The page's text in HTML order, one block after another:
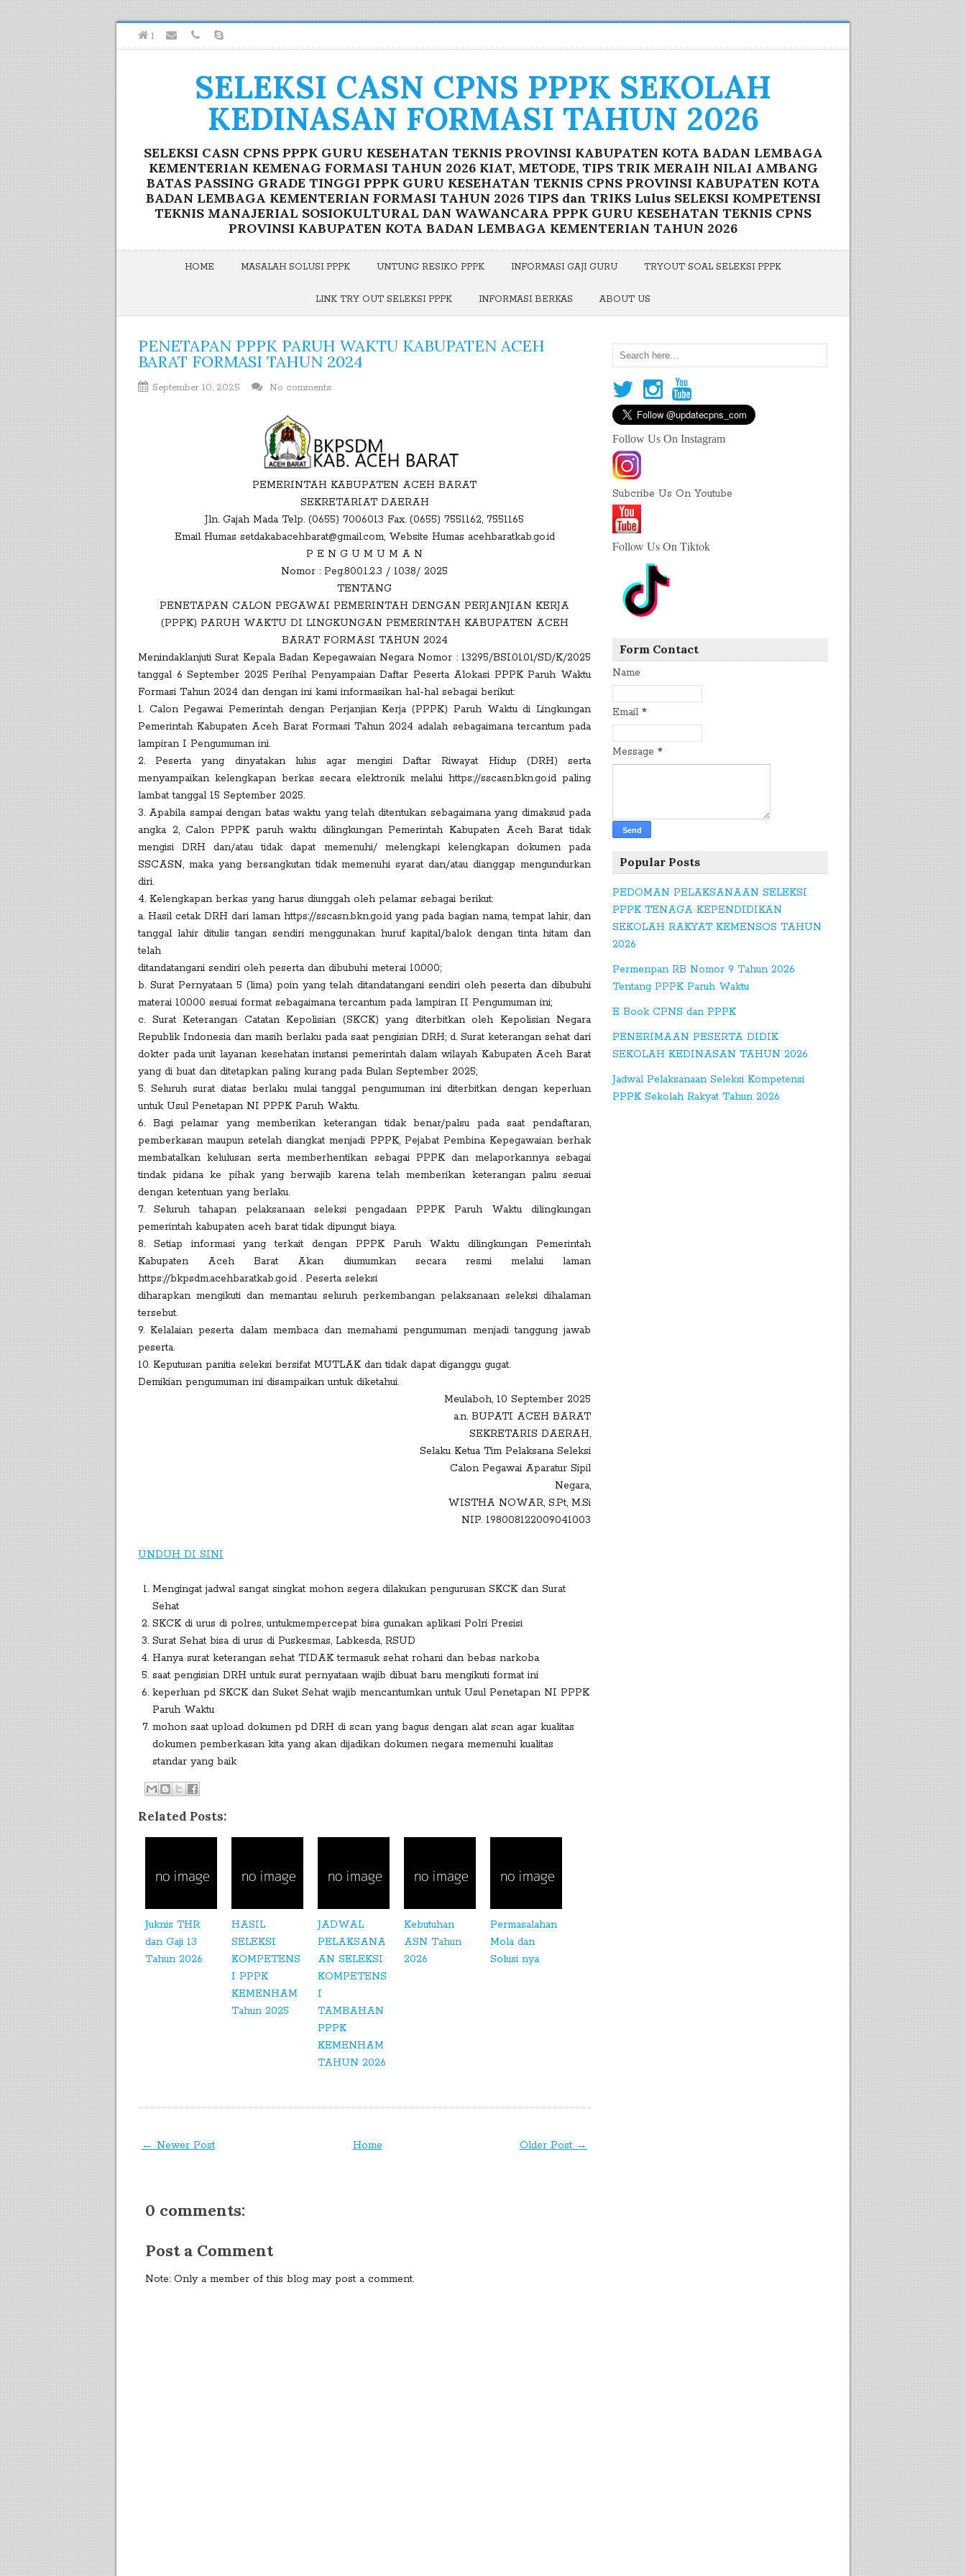
1
SELEKSI CASN CPNS PPPK SEKOLAH
KEDINASAN FORMASI TAHUN 2026
SELEKSI CASN CPNS PPPK GURU KESEHATAN TEKNIS PROVINSI KABUPATEN KOTA BADAN LEMBAGA
KEMENTERIAN KEMENAG FORMASI TAHUN 2026 KIAT, METODE, TIPS TRIK MERAIH NILAI AMBANG
BATAS PASSING GRADE TINGGI PPPK GURU KESEHATAN TEKNIS CPNS PROVINSI KABUPATEN KOTA
BADAN LEMBAGA KEMENTERIAN FORMASI TAHUN 2026 TIPS dan TRIKS Lulus SELEKSI KOMPETENSI
TEKNIS MANAJERIAL SOSIOKULTURAL DAN WAWANCARA PPPK GURU KESEHATAN TEKNIS CPNS
PROVINSI KABUPATEN KOTA BADAN LEMBAGA KEMENTERIAN TAHUN 2026
HOME MASALAH SOLUSI PPPK UNTUNG RESIKO PPPK INFORMASI GAJI GURU TRYOUT SOAL SELEKSI PPPK
LINK TRY OUT SELEKSI PPPK INFORMASI BERKAS ABOUT US
PENETAPAN PPPK PARUH WAKTU KABUPATEN ACEH
BARAT FORMASI TAHUN 2024
September 10, 2025 No comments
PEMERINTAH KABUPATEN ACEH BARAT
SEKRETARIAT DAERAH
Jln. Gajah Mada Telp. (0655) 7006013 Fax. (0655) 7551162, 7551165
Email Humas setdakabacehbarat@gmail.com, Website Humas acehbaratkab.go.id
P E N G U M U M A N
Nomor : Peg.800.1.2.3 / 1038/ 2025
TENTANG
PENETAPAN CALON PEGAWAI PEMERINTAH DENGAN PERJANJIAN KERJA
(PPPK) PARUH WAKTU DI LINGKUNGAN PEMERINTAH KABUPATEN ACEH
BARAT FORMASI TAHUN 2024
Menindaklanjuti Surat Kepala Badan Kepegawaian Negara Nomor : 13295/BSI.01.01/SD/K/2025
tanggal 6 September 2025 Perihal Penyampaian Daftar Peserta Alokasi PPPK Paruh Waktu
Formasi Tahun 2024 dan dengan ini kami informasikan hal-hal sebagai berikut:
1. Calon Pegawai Pemerintah dengan Perjanjian Kerja (PPPK) Paruh Waktu di Lingkungan
Pemerintah Kabupaten Aceh Barat Formasi Tahun 2024 adalah sebagaimana tercantum pada
lampiran I Pengumuman ini.
2. Peserta yang dinyatakan lulus agar mengisi Daftar Riwayat Hidup (DRH) serta
menyampaikan kelengkapan berkas secara elektronik melalui https://sscasn.bkn.go.id paling
lambat tanggal 15 September 2025.
3. Apabila sampai dengan batas waktu yang telah ditentukan sebagaimana yang dimaksud pada
angka 2, Calon PPPK paruh waktu dilingkungan Pemerintah Kabupaten Aceh Barat tidak
mengisi DRH dan/atau tidak dapat memenuhi/ melengkapi kelengkapan dokumen pada
SSCASN, maka yang bersangkutan tidak memenuhi syarat dan/atau dianggap mengundurkan
diri.
4. Kelengkapan berkas yang harus diunggah oleh pelamar sebagai berikut:
a. Hasil cetak DRH dari laman https://sscasn.bkn.go.id yang pada bagian nama, tempat lahir, dan
tanggal lahir ditulis tangan sendiri menggunakan huruf kapital/balok dengan tinta hitam dan
telah
ditandatangani sendiri oleh peserta dan dibubuhi meterai 10.000;
b. Surat Pernyataan 5 (lima) poin yang telah ditandatangani sendiri oleh peserta dan dibubuhi
materai 10.000 sesuai format sebagaimana tercantum pada lampiran II Pengumuman ini;
c. Surat Keterangan Catatan Kepolisian (SKCK) yang diterbitkan oleh Kepolisian Negara
Republik Indonesia dan masih berlaku pada saat pengisian DRH; d. Surat keterangan sehat dari
dokter pada unit layanan kesehatan instansi pemerintah dalam wilayah Kabupaten Aceh Barat
yang di buat dan ditetapkan paling kurang pada Bulan September 2025;
5. Seluruh surat diatas berlaku mulai tanggal pengumuman ini diterbitkan dengan keperluan
untuk Usul Penetapan NI PPPK Paruh Waktu.
6. Bagi pelamar yang memberikan keterangan tidak benar/palsu pada saat pendaftaran,
pemberkasan maupun setelah diangkat menjadi PPPK, Pejabat Pembina Kepegawaian berhak
membatalkan kelulusan serta memberhentikan sebagai PPPK dan melaporkannya sebagai
tindak pidana ke pihak yang berwajib karena telah memberikan keterangan palsu sesuai
dengan ketentuan yang berlaku.
7. Seluruh tahapan pelaksanaan seleksi pengadaan PPPK Paruh Waktu dilingkungan
pemerintah kabupaten aceh barat tidak dipungut biaya.
8. Setiap informasi yang terkait dengan PPPK Paruh Waktu dilingkungan Pemerintah
Kabupaten Aceh Barat Akan diumumkan secara resmi melalui laman
https://bkpsdm.acehbaratkab.go.id . Peserta seleksi
diharapkan mengikuti dan memantau seluruh perkembangan pelaksanaan seleksi dihalaman
tersebut.
9. Kelalaian peserta dalam membaca dan memahami pengumuman menjadi tanggung jawab
peserta.
10. Keputusan panitia seleksi bersifat MUTLAK dan tidak dapat diganggu gugat.
Demikian pengumuman ini disampaikan untuk diketahui.
Meulaboh, 10 September 2025
a.n. BUPATI ACEH BARAT
SEKRETARIS DAERAH,
Selaku Ketua Tim Pelaksana Seleksi
Calon Pegawai Aparatur Sipil
Negara,
WISTHA NOWAR, S.Pt, M.Si
NIP. 198008122009041003
UNDUH DI SINI
Mengingat jadwal sangat singkat mohon segera dilakukan pengurusan SKCK dan Surat
Sehat
SKCK di urus di polres, untukmempercepat bisa gunakan aplikasi Polri Presisi
Surat Sehat bisa di urus di Puskesmas, Labkesda, RSUD
Hanya surat keterangan sehat TIDAK termasuk sehat rohani dan bebas narkoba
saat pengisian DRH untuk surat pernyataan wajib dibuat baru mengikuti format ini
keperluan pd SKCK dan Suket Sehat wajib mencantumkan untuk Usul Penetapan NI PPPK
Paruh Waktu
mohon saat upload dokumen pd DRH di scan yang bagus dengan alat scan agar kualitas
dokumen pemberkasan kita yang akan dijadikan dokumen negara memenuhi kualitas
standar yang baik
Related Posts:
Juknis THR
dan Gaji 13
Tahun 2026
HASIL
SELEKSI
KOMPETENS
I PPPK
KEMENHAM
Tahun 2025
JADWAL
PELAKSANA
AN SELEKSI
KOMPETENS
I
TAMBAHAN
PPPK
KEMENHAM
TAHUN 2026
Kebutuhan
ASN Tahun
2026
Permasalahan
Mola dan
Solusi nya
← Newer Post Older Post →
Home
0 comments:
Post a Comment
Note: Only a member of this blog may post a comment.
Follow Us On Instagram
Subcribe Us On Youtube
Follow Us On Tiktok
Form Contact
Name
Email *
Message *
Popular Posts
PEDOMAN PELAKSANAAN SELEKSI
PPPK TENAGA KEPENDIDIKAN
SEKOLAH RAKYAT KEMENSOS TAHUN
2026
Permenpan RB Nomor 9 Tahun 2026
Tentang PPPK Paruh Waktu
E Book CPNS dan PPPK
PENERIMAAN PESERTA DIDIK
SEKOLAH KEDINASAN TAHUN 2026
Jadwal Pelaksanaan Seleksi Kompetensi
PPPK Sekolah Rakyat Tahun 2026